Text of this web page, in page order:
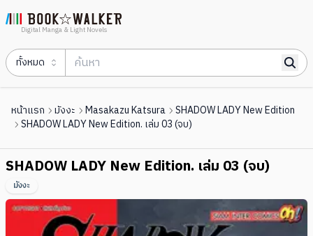
Digital Manga & Light Novels
ทั้งหมด
หน้าแรก มังงะ Masakazu Katsura
SHADOW LADY New Edition
SHADOW LADY New Edition. เล่ม 03 (จบ)
SHADOW LADY New Edition. เล่ม 03 (จบ)
มังงะ